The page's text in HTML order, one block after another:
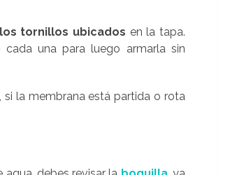
tornillos ubicados en la tapa.
una para luego armarla sin
si la membrana está partida o rota